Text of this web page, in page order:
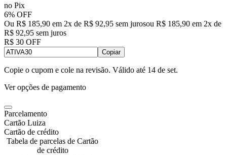
no Pix
6% OFF
Ou R$ 185,90 em 2x de R$ 92,95 sem jurosou R$ 185,90 em 2x de
R$ 92,95 sem juros
R$ 30 OFF
Copiar
Copie o cupom e cole na revisão. Válido até 14 de set.
Ver opções de pagamento
Parcelamento
Cartão Luiza
Cartão de crédito
Tabela de parcelas de Cartão
de crédito